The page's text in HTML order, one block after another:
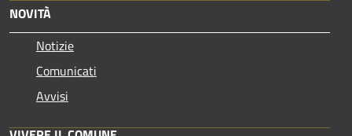
NOVITÀ
Notizie
Comunicati
Avvisi